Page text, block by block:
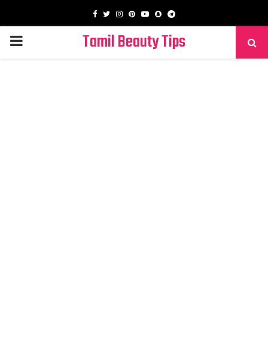
Facebook
TwitterInstagram
PinterestYoutube
SnapchatTelegram
PRIMARY
Tamil Beauty Tips